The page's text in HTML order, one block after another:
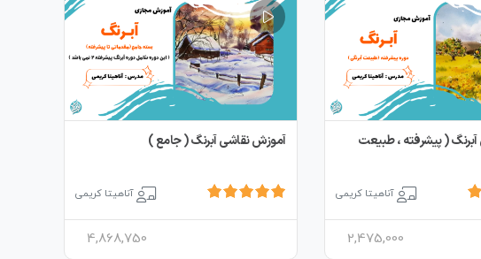
( پیشرفته ، طبیعت
آناهیتا کریمی
2,475,000
آموزش نقاشی آبرنگ ( جامع )
آناهیتا کریمی
4,868,750